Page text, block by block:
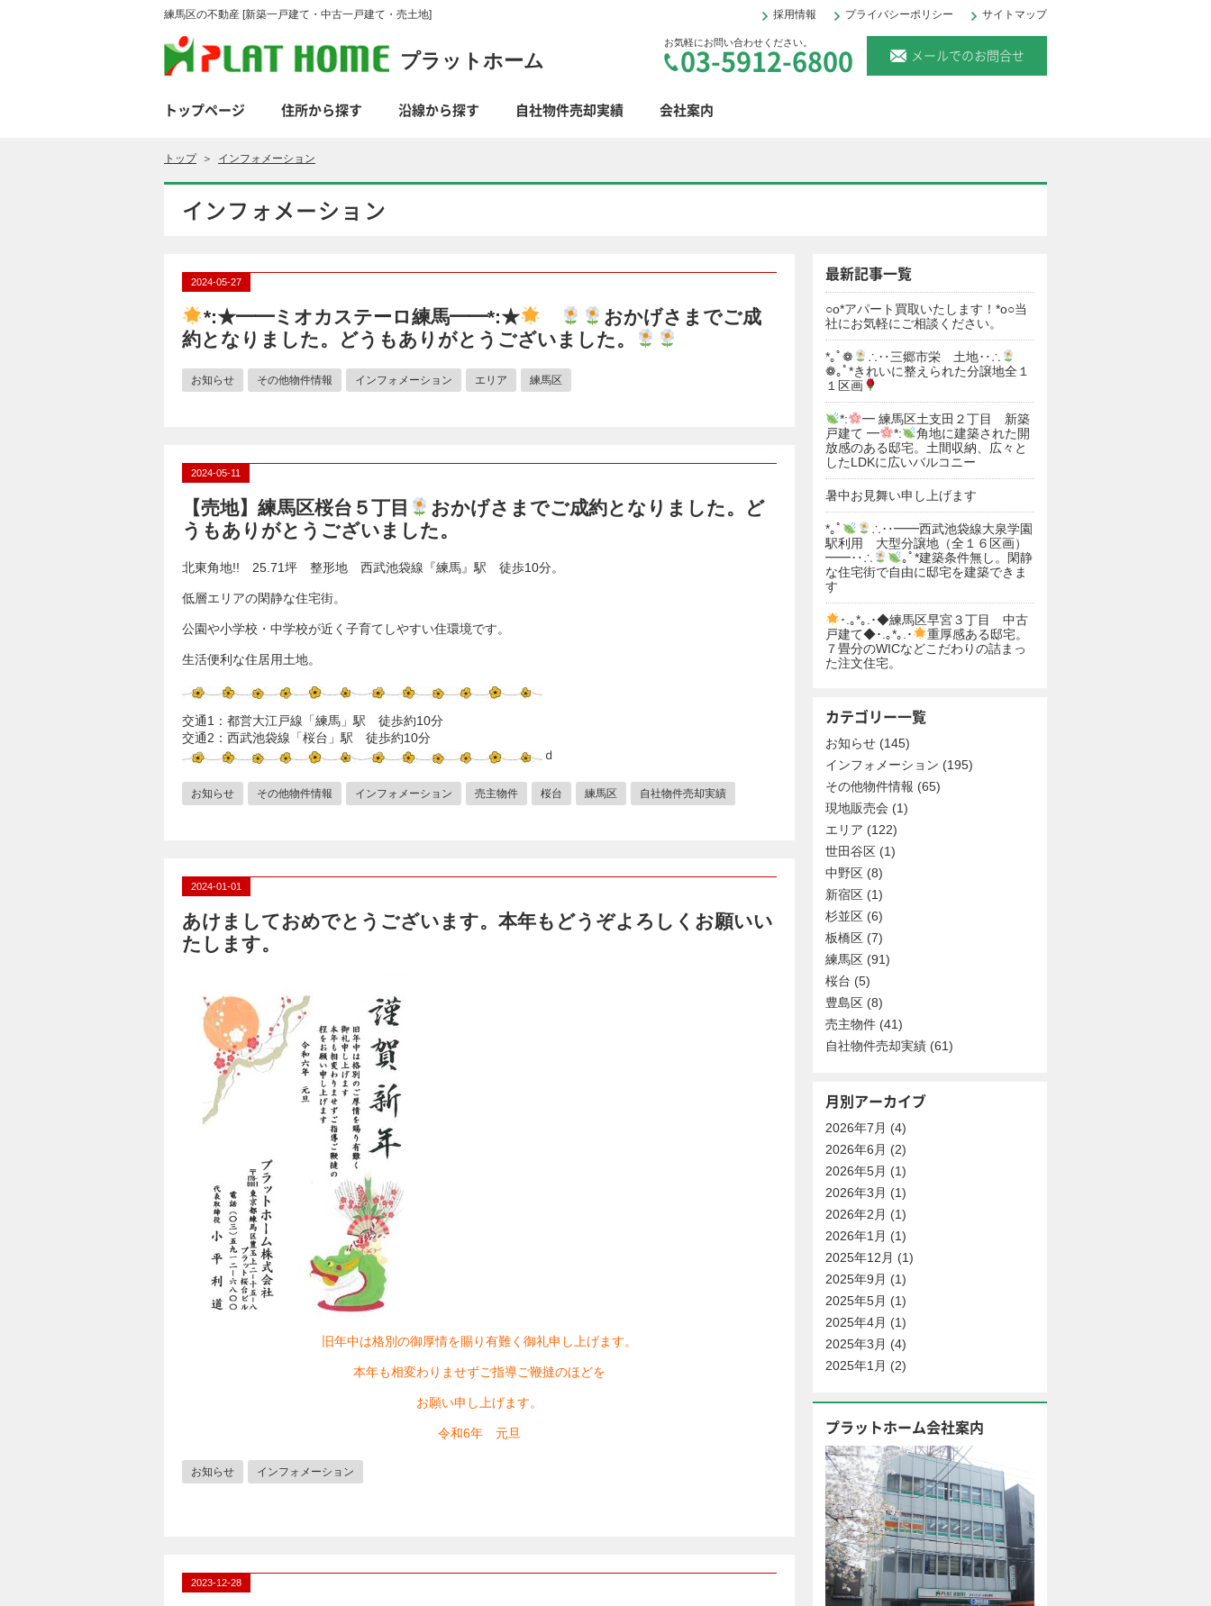
練馬区の不動産 [新築一戸建て・中古一戸建て・売土地] 採用情報 プライバシーポリシー サイトマップ
プラットホーム
お気軽にお問い合わせください。
03-5912-6800 メールでのお問合せ
トップページ 住所から探す 沿線から探す 自社物件売却実績 会社案内
トップ＞ インフォメーション
インフォメーション
2024-05-27
*:★━━ミオカステーロ練馬━━*:★
おかげさまでご成
約となりました。どうもありがとうございました。
お知らせ その他物件情報 インフォメーション エリア 練馬区
2024-05-11
【売地】練馬区桜台５丁目
おかげさまでご成約となりました。ど
うもありがとうございました。
北東角地!! 25.71坪 整形地 西武池袋線『練馬』駅 徒歩10分。
低層エリアの閑静な住宅街。
公園や小学校・中学校が近く子育てしやすい住環境です。
生活便利な住居用土地。
交通1：都営大江戸線「練馬」駅 徒歩約10分
交通2：西武池袋線「桜台」駅 徒歩約10分
ｄ
お知らせ その他物件情報 インフォメーション 売主物件 桜台 練馬区 自社物件売却実績
2024-01-01
あけましておめでとうございます。本年もどうぞよろしくお願いい
たします。
旧年中は格別の御厚情を賜り有難く御礼申し上げます。
本年も相変わりませずご指導ご鞭撻のほどを
お願い申し上げます。
令和6年 元旦
お知らせ インフォメーション
2023-12-28
最新記事一覧
○o*アパート買取いたします！*o○当
社にお気軽にご相談ください。
*｡ﾟ❁
∴‥三郷市栄 土地‥∴
❁｡ﾟ*きれいに整えられた分譲地全１
１区画
*:
━ 練馬区土支田２丁目 新築
戸建て ━
*:
角地に建築された開
放感のある邸宅。土間収納、広々と
したLDKに広いバルコニー
暑中お見舞い申し上げます
*｡ﾟ
∴‥━━西武池袋線大泉学園
駅利用 大型分譲地（全１６区画）
━━‥∴
｡ﾟ*建築条件無し。閑静
な住宅街で自由に邸宅を建築できま
す
･.｡*｡.･◆練馬区早宮３丁目 中古
戸建て◆･.｡*｡.･
重厚感ある邸宅。
７畳分のWICなどこだわりの詰まっ
た注文住宅。
カテゴリー一覧
お知らせ (145)
インフォメーション (195)
その他物件情報 (65)
現地販売会 (1)
エリア (122)
世田谷区 (1)
中野区 (8)
新宿区 (1)
杉並区 (6)
板橋区 (7)
練馬区 (91)
桜台 (5)
豊島区 (8)
売主物件 (41)
自社物件売却実績 (61)
月別アーカイブ
2026年7月 (4)
2026年6月 (2)
2026年5月 (1)
2026年3月 (1)
2026年2月 (1)
2026年1月 (1)
2025年12月 (1)
2025年9月 (1)
2025年5月 (1)
2025年4月 (1)
2025年3月 (4)
2025年1月 (2)
プラットホーム会社案内